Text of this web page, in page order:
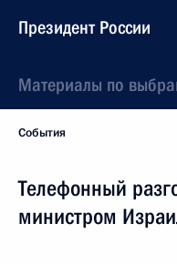
Президент России
Материалы по
События
Телефонный
министром